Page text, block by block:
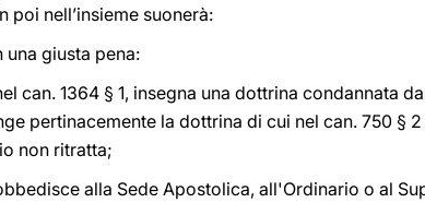
poi nell’insieme suonerà:
una giusta pena:
can. 1364 § 1, insegna una dottrina condannata
pertinacemente la dottrina di cui nel can. 750 §
non ritratta;
alla Sede Apostolica, all'Ordinario o al